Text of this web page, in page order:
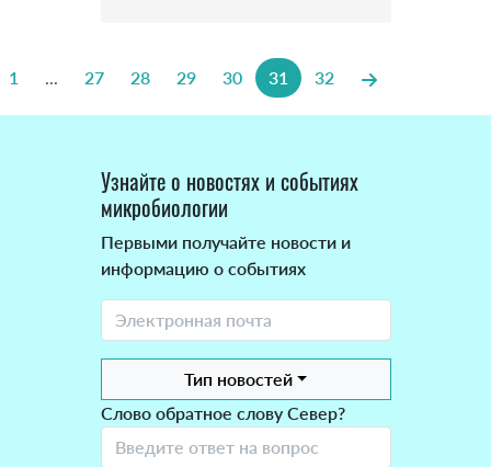
1 ... 27 28 29 30 31 32
Узнайте о новостях и событиях
микробиологии
Первыми получайте новости и
информацию о событиях
Тип новостей
Слово обратное слову Север?